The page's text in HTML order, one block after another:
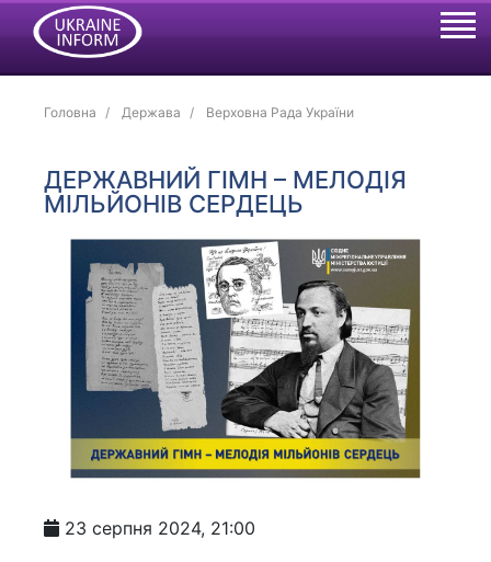
Головна Держава Верховна Рада України
ДЕРЖАВНИЙ ГІМН – МЕЛОДІЯ
МІЛЬЙОНІВ СЕРДЕЦЬ
23 серпня 2024, 21:00